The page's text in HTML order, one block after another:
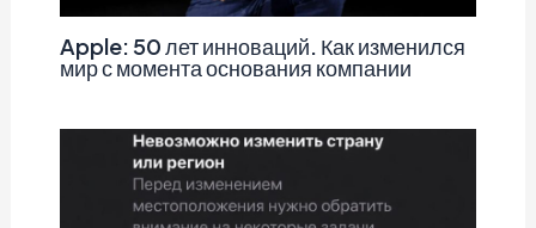
Apple: 50 лет инноваций. Как изменился
мир с момента основания компании